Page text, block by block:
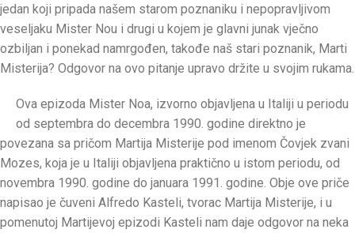
jedan koji pripada našem starom poznaniku i nepopravljivom
veseljaku Mister Nou i drugi u kojem je glavni junak vječno
ozbiljan i ponekad namrgođen, takođe naš stari poznanik, Marti
Misterija? Odgovor na ovo pitanje upravo držite u svojim rukama.
Ova epizoda Mister Noa, izvorno objavljena u Italiji u periodu
od septembra do decembra 1990. godine direktno je
povezana sa pričom Martija Misterije pod imenom Čovjek zvani
Mozes, koja je u Italiji objavljena praktično u istom periodu, od
novembra 1990. godine do januara 1991. godine. Obje ove priče
napisao je čuveni Alfredo Kasteli, tvorac Martija Misterije, i u
pomenutoj Martijevoj epizodi Kasteli nam daje odgovor na neka